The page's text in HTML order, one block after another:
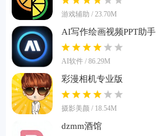
游戏辅助 / 23.70M
AI写作绘画视频PPT助手
AI软件 / 86.29M
彩漫相机专业版
摄影美颜 / 18.54M
dzmm酒馆